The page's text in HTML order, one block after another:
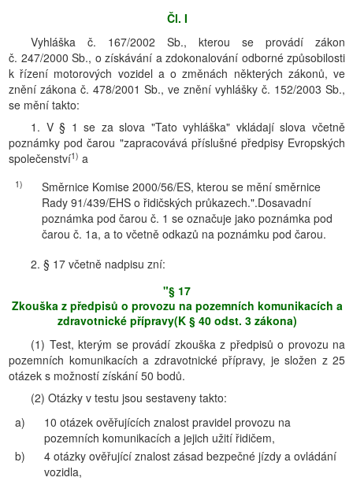
Čl. I
Vyhláška č. 167/2002 Sb., kterou se provádí zákon
č. 247/2000 Sb., o získávání a zdokonalování odborné způsobilosti
k řízení motorových vozidel a o změnách některých zákonů, ve
znění zákona č. 478/2001 Sb., ve znění vyhlášky č. 152/2003 Sb.,
se mění takto:
1. V § 1 se za slova "Tato vyhláška" vkládají slova včetně
poznámky pod čarou "zapracovává příslušné předpisy Evropských
společenství1) a
1)
Směrnice Komise 2000/56/ES, kterou se mění směrnice
Rady 91/439/EHS o řidičských průkazech.".Dosavadní
poznámka pod čarou č. 1 se označuje jako poznámka pod
čarou č. 1a, a to včetně odkazů na poznámku pod čarou.
2. § 17 včetně nadpisu zní:
"§ 17
Zkouška z předpisů o provozu na pozemních komunikacích a
zdravotnické přípravy(K § 40 odst. 3 zákona)
(1) Test, kterým se provádí zkouška z předpisů o provozu na
pozemních komunikacích a zdravotnické přípravy, je složen z 25
otázek s možností získání 50 bodů.
(2) Otázky v testu jsou sestaveny takto:
a)
10 otázek ověřujících znalost pravidel provozu na
pozemních komunikacích a jejich užití řidičem,
b)
4 otázky ověřující znalost zásad bezpečné jízdy a ovládání
vozidla,